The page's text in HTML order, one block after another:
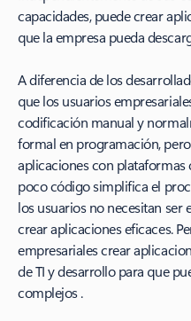
capacidades, puede crear
que la empresa pueda
A diferencia de los
que los usuarios
codificación manual y
formal en programación,
aplicaciones con
poco código simplifica el
los usuarios no necesitan ser
crear aplicaciones eficaces.
empresariales crear
de TI y desarrollo para que
complejos .